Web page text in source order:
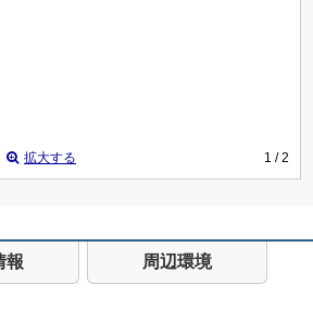
拡大する 1 / 2
報 周辺環境